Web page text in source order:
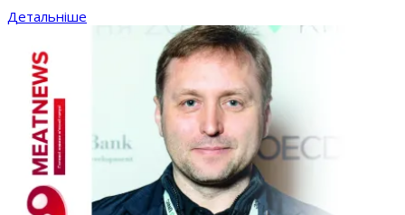
Детальніше